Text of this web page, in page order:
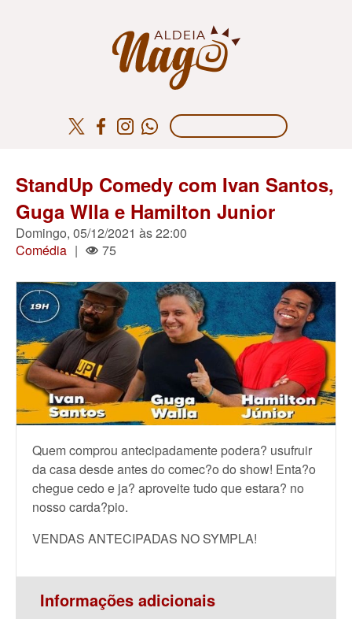
StandUp Comedy com Ivan Santos,
Guga Wlla e Hamilton Junior
Domingo, 05/12/2021 às 22:00
Comédia | 75
Quem comprou antecipadamente podera? usufruir
da casa desde antes do comec?o do show! Enta?o
chegue cedo e ja? aproveite tudo que estara? no
nosso carda?pio.
VENDAS ANTECIPADAS NO SYMPLA!
Informações adicionais